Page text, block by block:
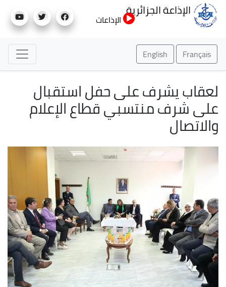
إلى
الإذاعة الجزائرية
الإذاعات
Français
English
لعقاب يشرف على حفل استقبال
على شرف منتسبي قطاع الإعلام
والاتصال